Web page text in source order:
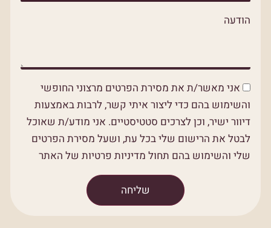
הודעה
אני מאשר/ת את מסירת הפרטים מרצוני החופשי
והשימוש בהם כדי ליצור איתי קשר, לרבות באמצעות
דיוור ישיר, וכן לצרכים סטטיסטיים. אני מודע/ת שאוכל
לבטל את הרישום שלי בכל עת, ושעל מסירת הפרטים
שלי והשימוש בהם תחול מדיניות פרטיות של האתר
שליחה